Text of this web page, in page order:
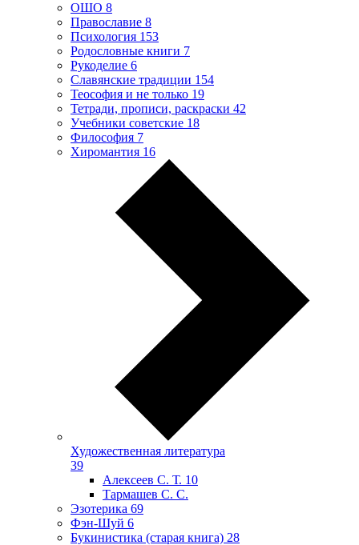
ОШО 8
Православие 8
Психология 153
Родословные книги 7
Рукоделие 6
Славянские традиции 154
Теософия и не только 19
Тетради, прописи, раскраски 42
Учебники советские 18
Философия 7
Хиромантия 16
Художественная литература
39
Алексеев С. Т. 10
Тармашев С. С.
Эзотерика 69
Фэн-Шуй 6
Букинистика (старая книга) 28